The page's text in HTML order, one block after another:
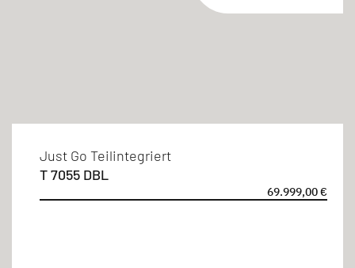
Schlafplätze
Just Go Teilintegriert
T 7055 DBL
69.999,00 €